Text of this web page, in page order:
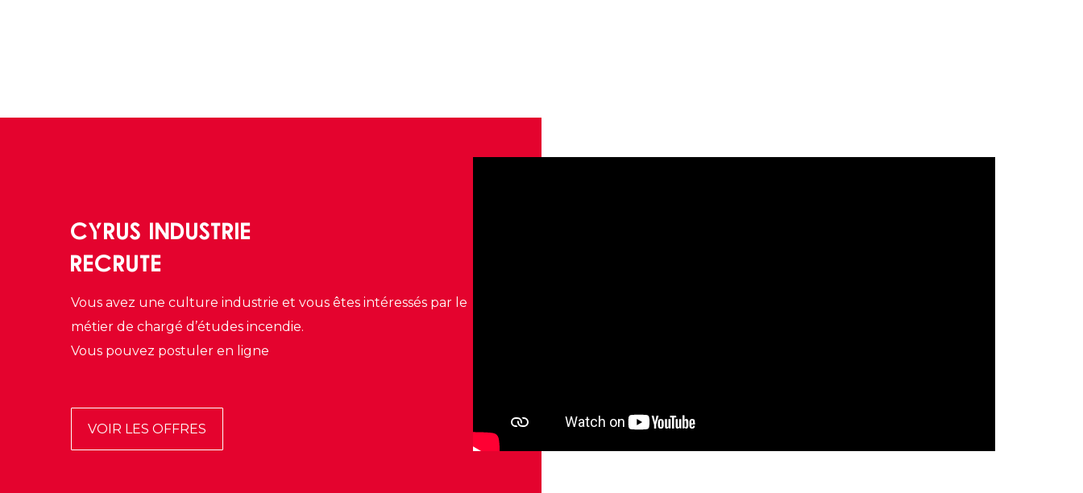
CYRUS INDUSTRIE
RECRUTE
Vous avez une culture industrie et vous êtes intéressés par le
métier de chargé d’études incendie.
Vous pouvez postuler en ligne
VOIR LES OFFRES